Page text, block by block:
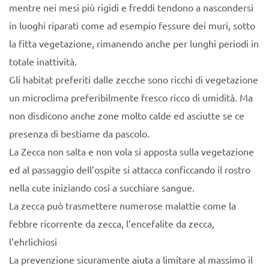
mentre nei mesi più rigidi e freddi tendono a nascondersi
in luoghi riparati come ad esempio fessure dei muri, sotto
la fitta vegetazione, rimanendo anche per lunghi periodi in
totale inattività.
Gli habitat preferiti dalle zecche sono ricchi di vegetazione
un microclima preferibilmente fresco ricco di umidità. Ma
non disdicono anche zone molto calde ed asciutte se ce
presenza di bestiame da pascolo.
La Zecca non salta e non vola si apposta sulla vegetazione
ed al passaggio dell’ospite si attacca conficcando il rostro
nella cute iniziando così a succhiare sangue.
La zecca può trasmettere numerose malattie come la
febbre ricorrente da zecca, l’encefalite da zecca,
l’ehrlichiosi
La prevenzione sicuramente aiuta a limitare al massimo il